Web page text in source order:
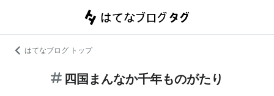
はてなブログ トップ
四国まんなか千年ものがたり